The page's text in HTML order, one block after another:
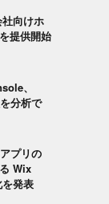
向けホ
提供開始
、
分析で
プリの
Wix
発表